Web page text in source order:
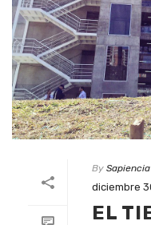
By
diciembre
EL